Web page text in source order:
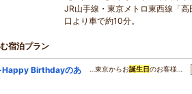
JR山手線・東京メトロ東西線「
口より車で約10分。
宿泊プラン
Happy Birthdayのあ
…東京からお誕生日のお客様…